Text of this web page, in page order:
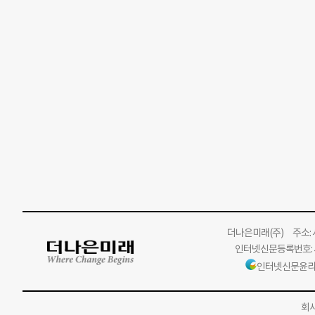
더나은미래(주)주소:
인터넷신문등록번
인터넷신문윤
회